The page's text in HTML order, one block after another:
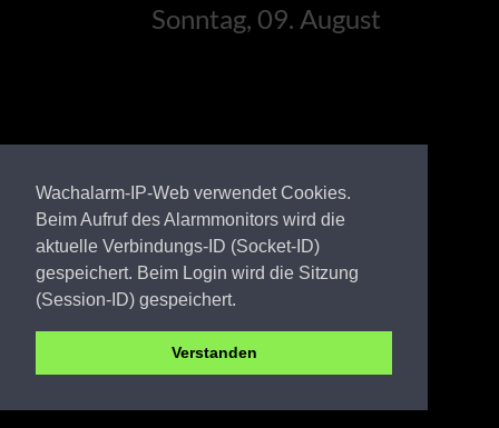
Wachalarm-IP-Web verwendet Cookies.
Beim Aufruf des Alarmmonitors wird die
aktuelle Verbindungs-ID (Socket-ID)
gespeichert. Beim Login wird die Sitzung
(Session-ID) gespeichert.
Verstanden
Sonntag, 09. August
SPN FW Kerkwitz